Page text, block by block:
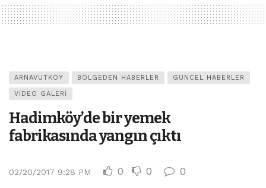
ARNAVUTKÖY BÖLGEDEN HABERLER GÜNCEL HABERLER
VIDEO GALERI
Hadimköy’de bir yemek
fabrikasında yangın çıktı
02/20/2017 9:28 PM 0 0 0